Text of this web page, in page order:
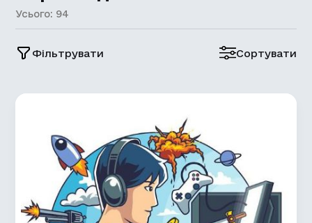
Усього: 94
Фільтрувати Сортувати